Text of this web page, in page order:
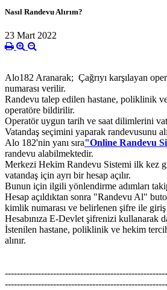
Nasıl Randevu Alırım?
23 Mart 2022
Alo182 Aranarak; Çağrıyı karşılayan
numarası verilir.
Randevu talep edilen hastane, poliklinik
operatöre bildirilir.
Operatör uygun tarih ve saat dilimlerini
Vatandaş seçimini yaparak randevusunu
Alo 182'nin yanı sıra"Online Randevu
randevu alabilmektedir.
Merkezi Hekim Randevu Sistemi ilk kez
vatandaş için ayrı bir hesap açılır.
Bunun için ilgili yönlendirme adımları
Hesap açıldıktan sonra "Randevu Al"
kimlik numarası ve belirlenen şifre ile giriş
Hesabınıza E-Devlet şifrenizi kullanarak
İstenilen hastane, poliklinik ve hekim
alınır.